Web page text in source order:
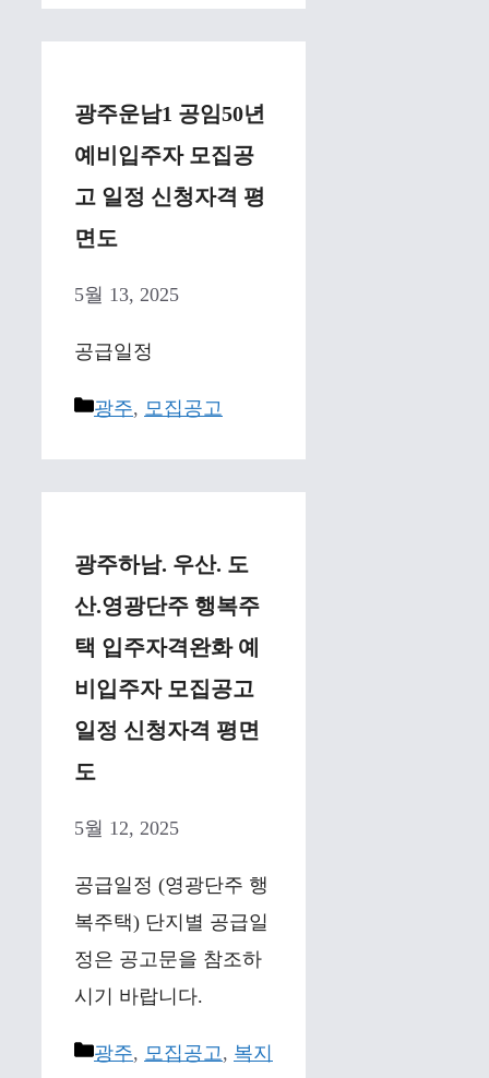
광주운남1 공임50년
예비입주자 모집공
고 일정 신청자격 평
면도
5월 13, 2025
공급일정
Categories
광주, 모집공고
광주하남. 우산. 도
산.영광단주 행복주
택 입주자격완화 예
비입주자 모집공고
일정 신청자격 평면
도
5월 12, 2025
공급일정 (영광단주 행
복주택) 단지별 공급일
정은 공고문을 참조하
시기 바랍니다.
Categories
광주, 모집공고, 복지